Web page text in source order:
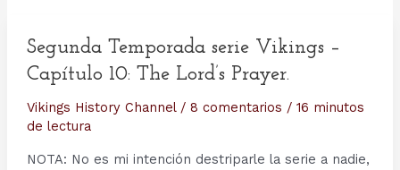
Segunda Temporada serie Vikings –
Capítulo 10: The Lord’s Prayer.
Vikings History Channel/ 8 comentarios / 16 minutos
de lectura
NOTA: No es mi intención destriparle la serie a nadie,